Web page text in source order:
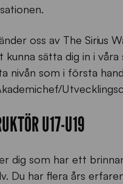
oss av The Sirius
kunna sätta dig in i
nivån som i första
U17-U19
dig som har ett
Du har flera års